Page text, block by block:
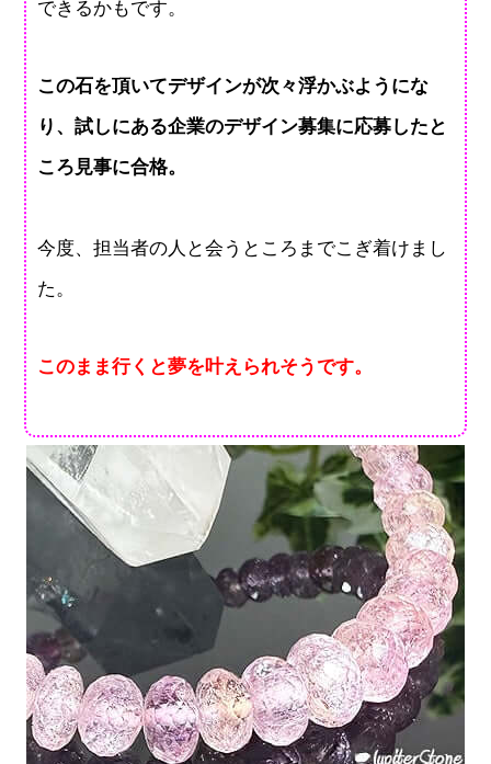
できるかもです。
この石を頂いてデザインが次々浮かぶようにな
り、試しにある企業のデザイン募集に応募したと
ころ見事に合格。
今度、担当者の人と会うところまでこぎ着けまし
た。
このまま行くと夢を叶えられそうです。